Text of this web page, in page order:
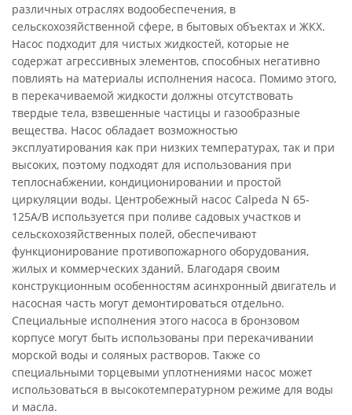
различных отраслях водообеспечения, в
сельскохозяйственной сфере, в бытовых объектах и ЖКХ.
Насос подходит для чистых жидкостей, которые не
содержат агрессивных элементов, способных негативно
повлиять на материалы исполнения насоса. Помимо этого,
в перекачиваемой жидкости должны отсутствовать
твердые тела, взвешенные частицы и газообразные
вещества. Насос обладает возможностью
эксплуатирования как при низких температурах, так и при
высоких, поэтому подходят для использования при
теплоснабжении, кондиционировании и простой
циркуляции воды. Центробежный насос Calpeda N 65-
125A/B используется при поливе садовых участков и
сельскохозяйственных полей, обеспечивают
функционирование противопожарного оборудования,
жилых и коммерческих зданий. Благодаря своим
конструкционным особенностям асинхронный двигатель и
насосная часть могут демонтироваться отдельно.
Специальные исполнения этого насоса в бронзовом
корпусе могут быть использованы при перекачивании
морской воды и соляных растворов. Также со
специальными торцевыми уплотнениями насос может
использоваться в высокотемпературном режиме для воды
и масла.